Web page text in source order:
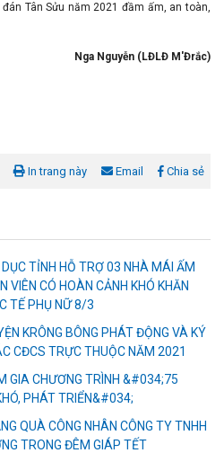
Tân Sửu năm 2021 đầm ấm, an toàn,
Nga Nguyễn (LĐLĐ M'Đrắc)
In trang này Email Chia sẻ
TỈNH HỖ TRỢ 03 NHÀ MÁI ẤM
VIÊN CÓ HOÀN CẢNH KHÓ KHĂN
TẾ PHỤ NỮ 8/3
KRÔNG BÔNG PHÁT ĐỘNG VÀ KÝ
CĐCS TRỰC THUỘC NĂM 2021
GIA CHƯƠNG TRÌNH &#034;75
PHÁT TRIỂN&#034;
QUÀ CÔNG NHÂN CÔNG TY TNHH
TRONG ĐÊM GIÁP TẾT
trao kinh phí hỗ trợ xây dựng nhà
công đoàn có hoàn cảnh...
2 đoàn viên thuộc Công đoàn
100 bộ bút chấm đọc tiếng Anh
khó khăn trước khai...